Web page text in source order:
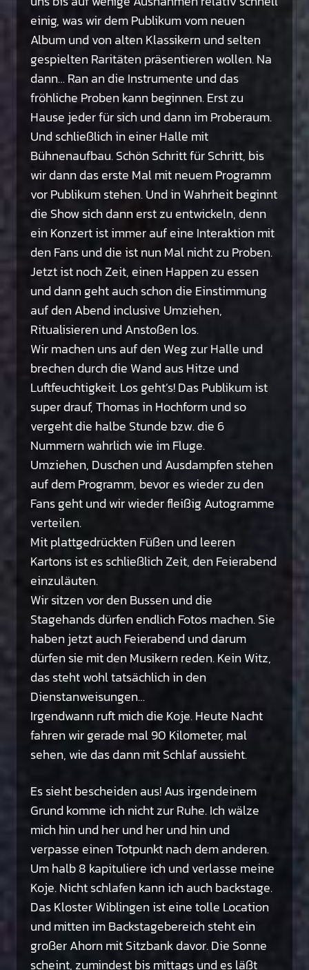
einig, was wir dem Publikum vom neuen
Album und von alten Klassikern und selten
gespielten Raritäten präsentieren wollen. Na
dann… Ran an die Instrumente und das
fröhliche Proben kann beginnen. Erst zu
Hause jeder für sich und dann im Proberaum.
Und schließlich in einer Halle mit
Bühnenaufbau. Schön Schritt für Schritt, bis
wir dann das erste Mal mit neuem Programm
vor Publikum stehen. Und in Wahrheit beginnt
die Show sich dann erst zu entwickeln, denn
ein Konzert ist immer auf eine Interaktion mit
den Fans und die ist nun Mal nicht zu Proben.
Jetzt ist noch Zeit, einen Happen zu essen
und dann geht auch schon die Einstimmung
auf den Abend inclusive Umziehen,
Ritualisieren und Anstoßen los.
Wir machen uns auf den Weg zur Halle und
brechen durch die Wand aus Hitze und
Luftfeuchtigkeit. Los geht’s! Das Publikum ist
super drauf, Thomas in Hochform und so
vergeht die halbe Stunde bzw. die 6
Nummern wahrlich wie im Fluge.
Umziehen, Duschen und Ausdampfen stehen
auf dem Programm, bevor es wieder zu den
Fans geht und wir wieder fleißig Autogramme
verteilen.
Mit plattgedrückten Füßen und leeren
Kartons ist es schließlich Zeit, den Feierabend
einzuläuten.
Wir sitzen vor den Bussen und die
Stagehands dürfen endlich Fotos machen. Sie
haben jetzt auch Feierabend und darum
dürfen sie mit den Musikern reden. Kein Witz,
das steht wohl tatsächlich in den
Dienstanweisungen…
Irgendwann ruft mich die Koje. Heute Nacht
fahren wir gerade mal 90 Kilometer, mal
sehen, wie das dann mit Schlaf aussieht.
Es sieht bescheiden aus! Aus irgendeinem
Grund komme ich nicht zur Ruhe. Ich wälze
mich hin und her und her und hin und
verpasse einen Totpunkt nach dem anderen.
Um halb 8 kapituliere ich und verlasse meine
Koje. Nicht schlafen kann ich auch backstage.
Das Kloster Wiblingen ist eine tolle Location
und mitten im Backstagebereich steht ein
großer Ahorn mit Sitzbank davor. Die Sonne
scheint, zumindest bis mittags und es läßt